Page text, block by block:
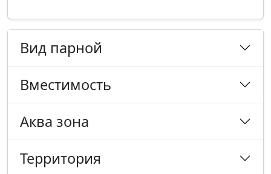
Вид парной
Вместимость
Аква зона
Территория